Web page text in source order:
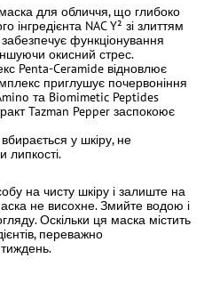
для обличчя, що глибоко
NAC Y² зі злиттям
функціонування
окисний стрес.
Penta-Ceramide відновлює
приглушує почервоніння
та Biomimetic Peptides
Tazman Pepper заспокоює
у шкіру, не
липкості.
на чисту шкіру і залиште на
не висохне. Змийте водою і
Оскільки ця маска містить
переважно